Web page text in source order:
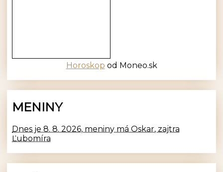
Horoskop od Moneo.sk
MENINY
Dnes je 8. 8. 2026, meniny má Oskar, zajtra
Ľubomíra